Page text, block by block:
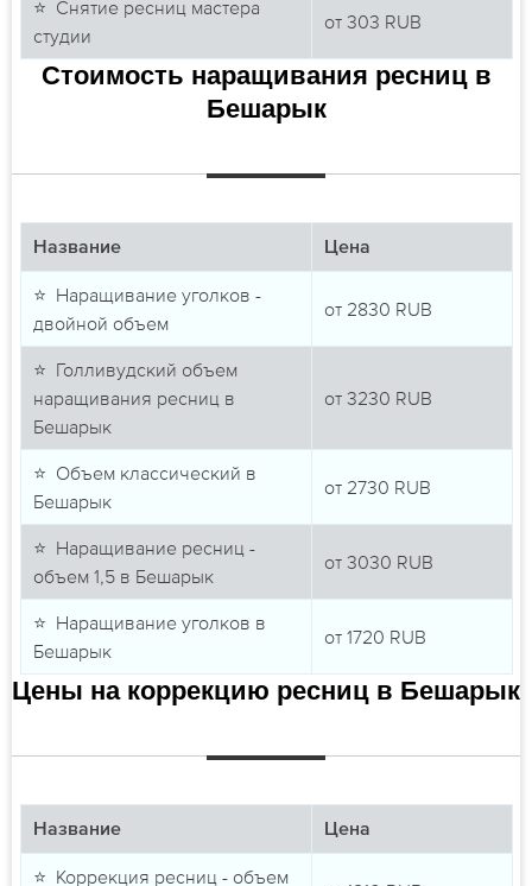
⭐ Снятие ресниц мастера
студии
от 303 RUB
Стоимость наращивания ресниц в
Бешарык
Название Цена
⭐ Наращивание уголков -
двойной объем
от 2830 RUB
⭐ Голливудский объем
наращивания ресниц в
Бешарык
от 3230 RUB
⭐ Объем классический в
Бешарык
от 2730 RUB
⭐ Наращивание ресниц -
объем 1,5 в Бешарык
от 3030 RUB
⭐ Наращивание уголков в
Бешарык
от 1720 RUB
Цены на коррекцию ресниц в Бешарык
Название Цена
⭐ Коррекция ресниц - объем